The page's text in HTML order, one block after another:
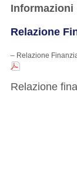
Informazioni
Relazione
– Relazione
Relazione